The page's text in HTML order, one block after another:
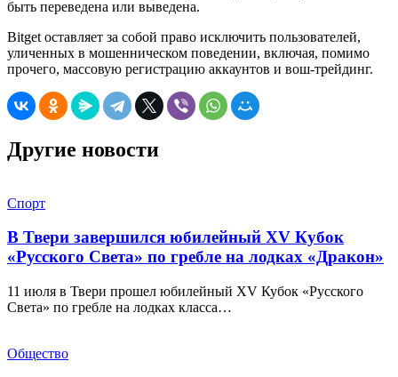
быть переведена или выведена.
Bitget оставляет за собой право исключить пользователей,
уличенных в мошенническом поведении, включая, помимо
прочего, массовую регистрацию аккаунтов и вош-трейдинг.
Другие новости
Спорт
В Твери завершился юбилейный XV Кубок
«Русского Света» по гребле на лодках «Дракон»
11 июля в Твери прошел юбилейный XV Кубок «Русского
Света» по гребле на лодках класса…
Общество